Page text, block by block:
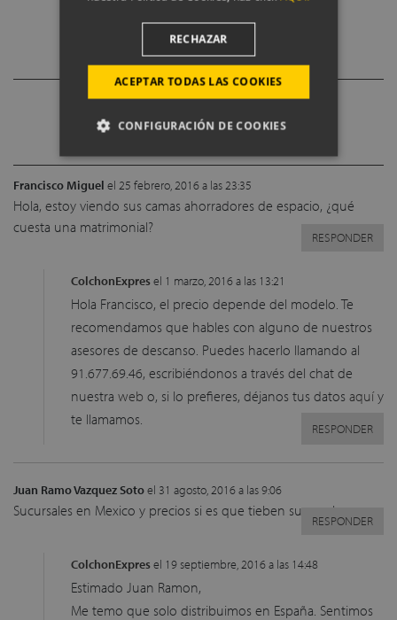
VER MÁS CANAPÉS EN OFERTA
38 comentarios
Francisco Miguel el 25 febrero, 2016 a las 23:35
Hola, estoy viendo sus camas ahorradores de espacio, ¿qué
cuesta una matrimonial?
RESPONDER
ColchonExpresel 1 marzo, 2016 a las 13:21
Hola Francisco, el precio depende del modelo. Te
recomendamos que hables con alguno de nuestros
asesores de descanso. Puedes hacerlo llamando al
91.677.69.46, escribiéndonos a través del chat de
nuestra web o, si lo prefieres, déjanos tus datos aquí y
te llamamos.
RESPONDER
Juan Ramo Vazquez Sotoel 31 agosto, 2016 a las 9:06
Sucursales en Mexico y precios si es que tieben sucursales aca
RESPONDER
ColchonExpresel 19 septiembre, 2016 a las 14:48
Estimado Juan Ramon,
Me temo que solo distribuimos en España. Sentimos
ACEPTAR TODAS LAS COOKIES
RECHAZAR
CONFIGURACIÓN DE COOKIES